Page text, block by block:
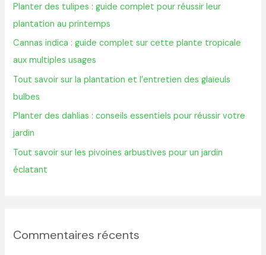
c
h
e
r
:
Planter des tulipes : guide complet pour réussir leur
plantation au printemps
Cannas indica : guide complet sur cette plante tropicale
aux multiples usages
Tout savoir sur la plantation et l’entretien des glaïeuls
bulbes
Planter des dahlias : conseils essentiels pour réussir votre
jardin
Tout savoir sur les pivoines arbustives pour un jardin
éclatant
Commentaires récents